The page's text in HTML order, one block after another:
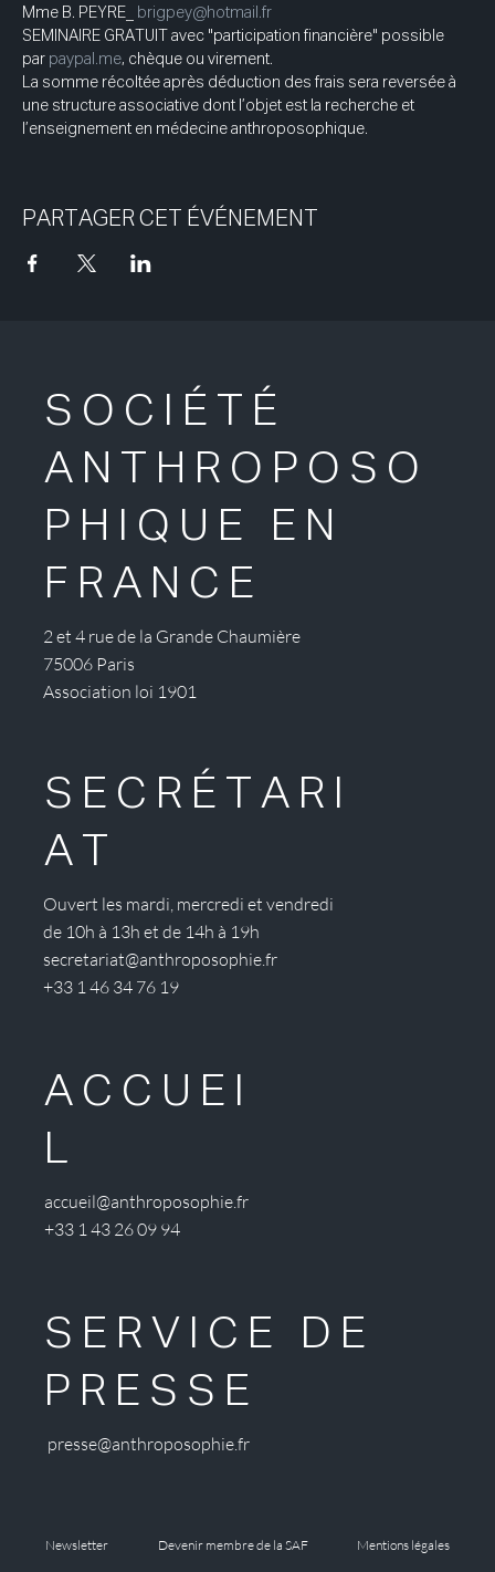
Mme B. PEYRE_
brigpey@hotmail.fr
SEMINAIRE GRATUIT avec "participation financière" possible
par paypal.me, chèque ou virement.
La somme récoltée après déduction des frais sera reversée à
une structure associative dont l’objet est la recherche et
l’enseignement en médecine anthroposophique.
PARTAGER CET ÉVÉNEMENT
SOCIÉTÉ
ANTHROPOSO
PHIQUE EN
FRANCE
2 et 4 rue de la Grande Chaumière
75006 Paris
Association loi 1901
SECRÉTARI
AT
Ouvert les mardi, mercredi et vendredi
de 10h à 13h et de 14h à 19h
secretariat@anthroposophie.fr
+33 1 46 34 76 19
ACCUEI
L
accueil@anthroposophie.fr
+33 1 43 26 09 94
SERVICE DE
PRESSE
presse@anthroposophie.fr
Newsletter Devenir membre de la SAF Mentions légales